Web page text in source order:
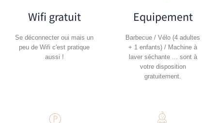
Wifi gratuit
Se déconnecter oui mais un
peu de Wifi c'est pratique
aussi !
Equipement
Barbecue / Vélo (4 adultes
+ 1 enfants) / Machine à
laver séchante ... sont à
votre disposition
gratuitement.